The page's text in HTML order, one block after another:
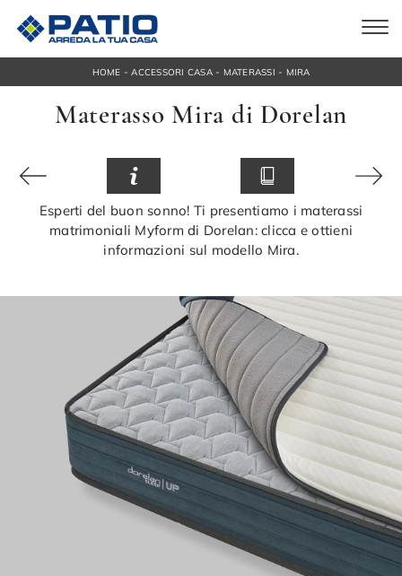
HOME -ACCESSORI CASA- MATERASSI - MIRA
Materasso Mira di Dorelan
Esperti del buon sonno! Ti presentiamo i materassi
matrimoniali Myform di Dorelan: clicca e ottieni
informazioni sul modello Mira.